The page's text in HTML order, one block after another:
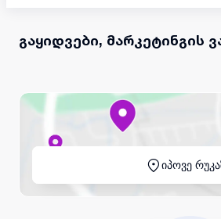
გაყიდვები, მარკეტინგის
იპოვე